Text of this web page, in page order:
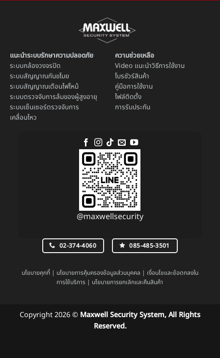
แนะนำระบบรักษาความปลอดภัย
ระบบกล้องวงจรปิด
ระบบสัญญาณกันขโมย
ระบบสัญญาณเตือนไฟไหม้
ระบบตรวจจับการล้มของผู้สูงอายุ
ระบบเซ็นเซอร์ตรวจจับการ
เคลื่อนไหว
ความช่วยเหลือ
Video แนะนำวิธีการใช้งาน
โบรชัวร์สินค้า
คู่มือการใช้งาน
ไฟล์ติดตั้ง
การรับประกัน
@maxwellsecurity
02-374-4060 085-485-3501
นโยบายคุกกี้| นโยบายการคุ้มครองข้อมูลส่วนบุคคล | เงื่อนไขและข้อตกลงใน
การใช้บริการ | นโยบายการยกเลิกและคืนสินค้า
Copyright 2026 © Maxwell Security System, All Rights
Reserved.